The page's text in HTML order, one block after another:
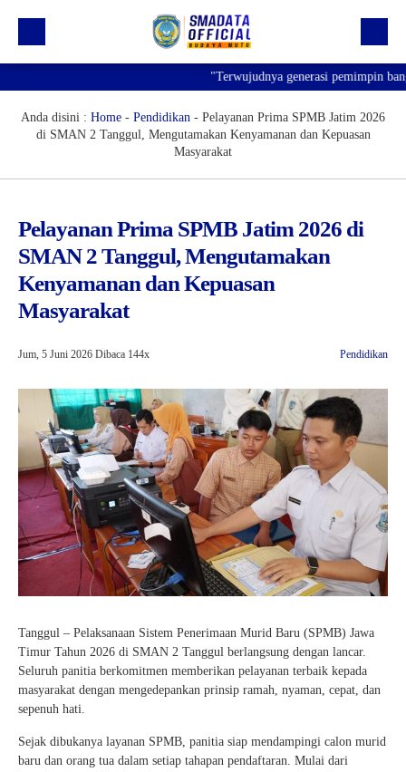
Profil
Prestasi
Informasi
Saluran Resmi WA
"Terwujudnya generasi pemimpin bangsa
Anda disini : Home - Pendidikan - Pelayanan Prima SPMB Jatim 2026
di SMAN 2 Tanggul, Mengutamakan Kenyamanan dan Kepuasan
Masyarakat
Pelayanan Prima SPMB Jatim 2026 di
SMAN 2 Tanggul, Mengutamakan
Kenyamanan dan Kepuasan
Masyarakat
Jum, 5 Juni 2026 Dibaca 144x Pendidikan
Tanggul – Pelaksanaan Sistem Penerimaan Murid Baru (SPMB) Jawa
Timur Tahun 2026 di SMAN 2 Tanggul berlangsung dengan lancar.
Seluruh panitia berkomitmen memberikan pelayanan terbaik kepada
masyarakat dengan mengedepankan prinsip ramah, nyaman, cepat, dan
sepenuh hati.
Sejak dibukanya layanan SPMB, panitia siap mendampingi calon murid
baru dan orang tua dalam setiap tahapan pendaftaran. Mulai dari